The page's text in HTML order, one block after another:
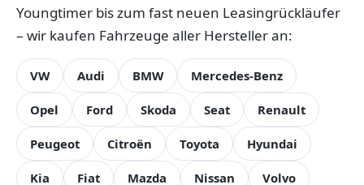
Youngtimer bis zum fast neuen Leasingrückläufer
– wir kaufen Fahrzeuge aller Hersteller an:
VW Audi BMW Mercedes-Benz
Opel Ford Skoda Seat Renault
Peugeot Citroën Toyota Hyundai
Kia Fiat Mazda Nissan Volvo